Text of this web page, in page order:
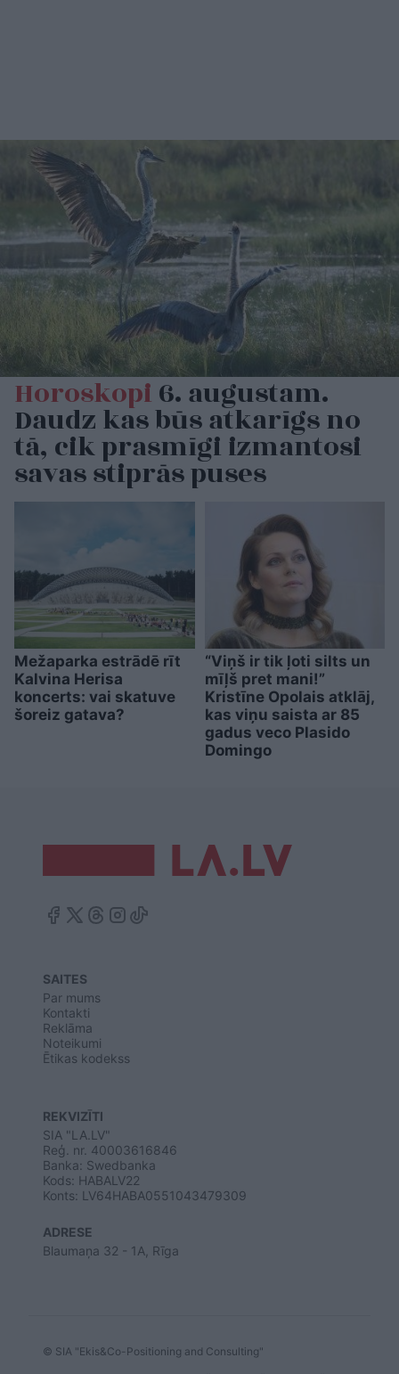
Horoskopi6. augustam.
Daudz kas būs atkarīgs no
tā, cik prasmīgi izmantosi
savas stiprās puses
Mežaparka estrādē rīt
Kalvina Herisa
koncerts: vai skatuve
šoreiz gatava?
“Viņš ir tik ļoti silts un
mīļš pret mani!”
Kristīne Opolais atklāj,
kas viņu saista ar 85
gadus veco Plasido
Domingo
SAITES
Par mums
Kontakti
Reklāma
Noteikumi
Ētikas kodekss
REKVIZĪTI
SIA "LA.LV"
Reģ. nr. 40003616846
Banka: Swedbanka
Kods: HABALV22
Konts: LV64HABA0551043479309
ADRESE
Blaumaņa 32 - 1A, Rīga
© SIA "Ekis&Co-Positioning and Consulting"